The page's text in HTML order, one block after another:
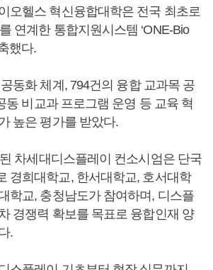
오헬스 혁신융합대학은 전국 최초로
연계한 통합지원시스템 ‘ONE-Bio
했다.
동화 체계, 794건의 융합 교과목 공
동 비교과 프로그램 운영 등 교육 혁
높은 평가를 받았다.
차세대디스플레이 컨소시엄은 단국
경희대학교, 한서대학교, 호서대학
학교, 충청남도가 참여하며, 디스플
경쟁력 확보를 목표로 융합인재 양
.